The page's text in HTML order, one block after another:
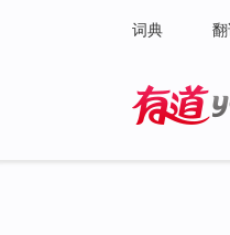
词典